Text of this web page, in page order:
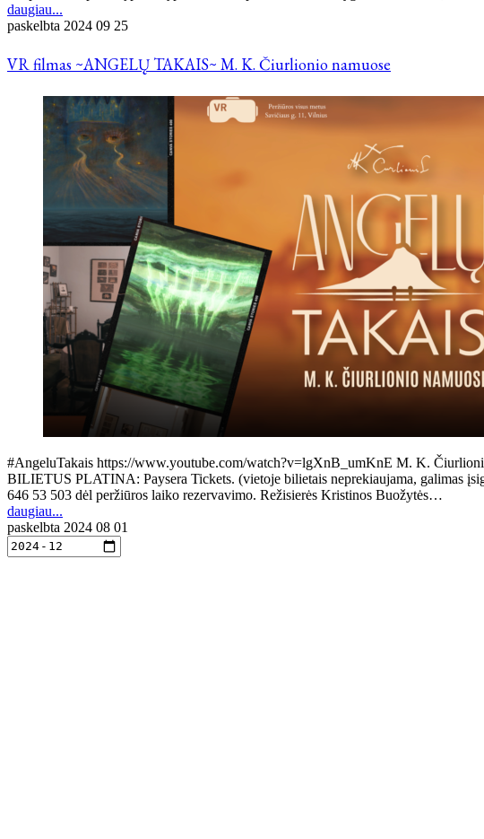
daugiau...
paskelbta 2024 09 25
VR filmas ~ANGELŲ TAKAIS~ M. K. Čiurlionio namuose
#AngeluTakais https://www.youtube.com/watch?v=lgXnB_umKnE M. K.
BILIETUS PLATINA: Paysera Tickets. (vietoje bilietais neprekiaujama, galimas
646 53 503 dėl peržiūros laiko rezervavimo. Režisierės Kristinos Buožytės…
daugiau...
paskelbta 2024 08 01